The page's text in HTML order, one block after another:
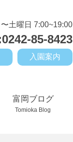
〜土曜日 7:00~19:00
85-8423
入園案内
富岡ブログ
Tomioka Blog